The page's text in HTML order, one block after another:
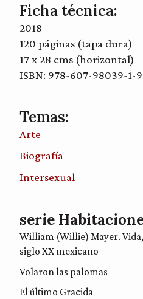
Ficha técnica:
2018
120 páginas (tapa dura)
17 x 28 cms (horizontal)
ISBN: 978-607-98039-1-9
Temas:
Arte
Biografía
Intersexual
serie
William (Willie) Mayer.
siglo XX mexicano
Volaron las palomas
El último Gracida